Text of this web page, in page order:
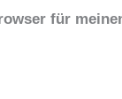
für